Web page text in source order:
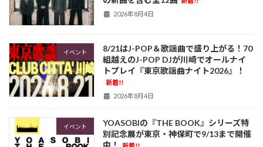
2026年8月4日
イベント
8/21はJ-POP＆歌謡曲で盛り上がる！70
組越えのJ-POP DJが川崎でオールナイ
トプレイ『東京歌謡曲ナイト2026』！
新着!!
2026年8月4日
イベント
YOASOBIの『THE BOOK』シリーズ特
別記念展が東京・神保町で9/13まで開催
中！
新着!!